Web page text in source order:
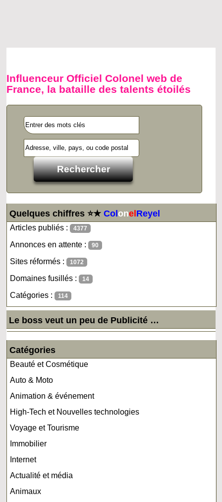
Influenceur Officiel Colonel web de
France, la bataille des talents étoilés
Quelques chiffres ⭐★ColonelReyel
Articles publiés : 4377
Annonces en attente : 90
Sites réformés : 1072
Domaines fusillés : 14
Catégories : 114
Le boss veut un peu de Publicité …
Catégories
Beauté et Cosmétique
Auto & Moto
Animation & événement
High-Tech et Nouvelles technologies
Voyage et Tourisme
Immobilier
Internet
Actualité et média
Animaux